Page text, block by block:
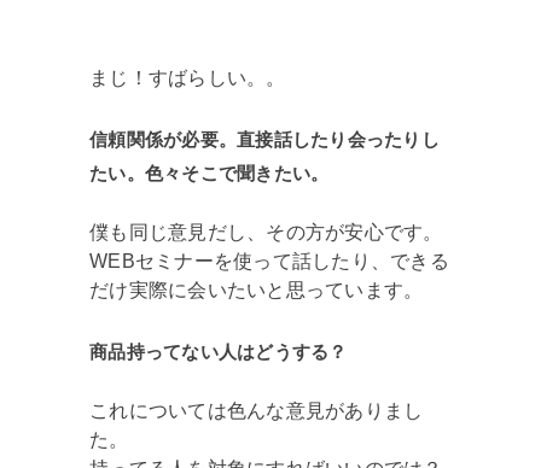
まじ！すばらしい。。
信頼関係が必要。直接話したり会ったりし
たい。色々そこで聞きたい。
僕も同じ意見だし、その方が安心です。
WEBセミナーを使って話したり、できる
だけ実際に会いたいと思っています。
商品持ってない人はどうする？
これについては色んな意見がありまし
た。